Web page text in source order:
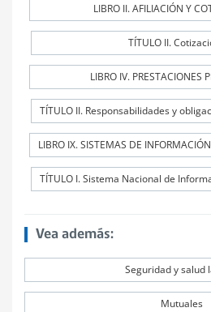
LIBRO II. AFILIACIÓN Y
TÍTULO II.
LIBRO IV. PRESTACIONES
Vea además:
Seguridad y salud
Mutuales